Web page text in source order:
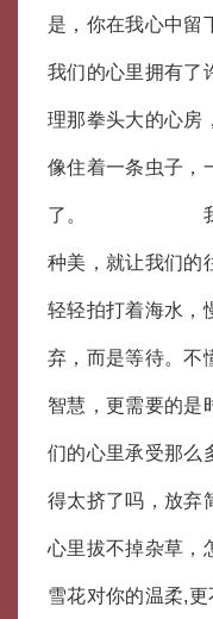
是，你在我心中留
我们的心里拥有了
理那拳头大的心房
像住着一条虫子，
了。 我只能对
种美，就让我们的
轻轻拍打着海
弃，而是等待。不
智慧，更需要的是
们的心里承受那么
得太挤了吗，放弃
心里拔不掉杂草，
雪花对你的温柔,